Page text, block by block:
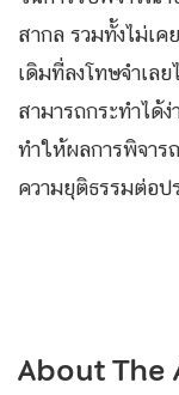
สากล รวมทั้งไม่เ
เดิมที่ลงโทษจำเล
สามารถกระทำได้
ทำให้ผลการพิจาร
ความยุติธรรมต่อป
About The